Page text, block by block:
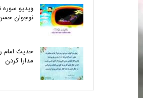
ویدیو سوره
نوجوان
حدیث امام
مدارا کردن